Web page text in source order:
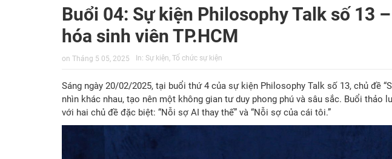
Buổi 04: Sự kiện Philosophy Talk số 13
hóa sinh viên TP.HCM
on Tháng 5 05, 2025 In: Sự kiện, Tổ chức sự kiện
Sáng ngày 20/02/2025, tại buổi thứ 4 của sự kiện Philosophy Talk số 13, chủ đề
nhìn khác nhau, tạo nên một không gian tư duy phong phú và sâu sắc. Buổi thảo
với hai chủ đề đặc biệt: “Nỗi sợ AI thay thế” và “Nỗi sợ của cái tôi.”